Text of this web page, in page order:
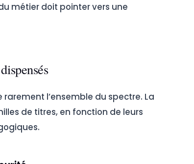
métier doit pointer vers une
l’ensemble du spectre. La
de titres, en fonction de leurs